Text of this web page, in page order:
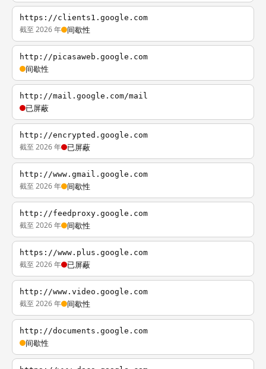
https://clients1.google.com
截至 2026 年 间歇性
http://picasaweb.google.com
间歇性
http://mail.google.com/mail
已屏蔽
http://encrypted.google.com
截至 2026 年 已屏蔽
http://www.gmail.google.com
截至 2026 年 间歇性
http://feedproxy.google.com
截至 2026 年 间歇性
https://www.plus.google.com
截至 2026 年 已屏蔽
http://www.video.google.com
截至 2026 年 间歇性
http://documents.google.com
间歇性